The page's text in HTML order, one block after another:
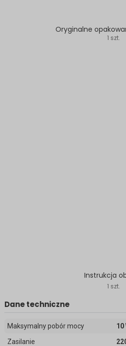
Oryginalne
1 szt.
Instrukcja
1 szt.
Dane techniczne
Maksymalny pobór mocy
10
Zasilanie